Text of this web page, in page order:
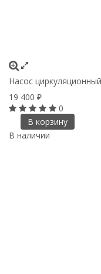
Насос
19 400 ₽
0
В корзину
В наличии